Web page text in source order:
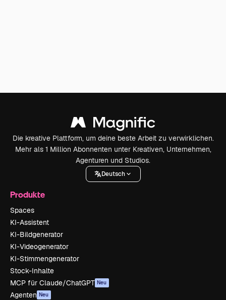
Die kreative Plattform, um deine beste Arbeit zu verwirklichen.
Mehr als 1 Million Abonnenten unter Kreativen, Unternehmen,
Agenturen und Studios.
Deutsch
Produkte
Spaces
KI-Assistent
KI-Bildgenerator
KI-Videogenerator
KI-Stimmengenerator
Stock-Inhalte
MCP für Claude/ChatGPT Neu
Agenten Neu